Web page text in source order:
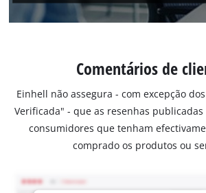
Comentários de
Einhell não assegura - com excepção
Verificada" - que as resenhas
consumidores que tenham
comprado os produtos ou